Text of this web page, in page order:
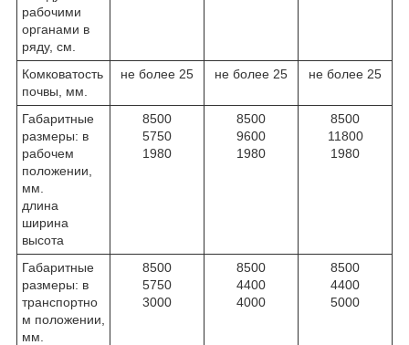
рабочими
органами в
ряду, см.
Комковатость
почвы, мм.
не более 25 не более 25 не более 25
Габаритные
размеры: в
рабочем
положении,
мм.
длина
ширина
высота
8500
5750
1980
8500
9600
1980
8500
11800
1980
Габаритные
размеры: в
транспортно
м положении,
мм.
8500
5750
3000
8500
4400
4000
8500
4400
5000